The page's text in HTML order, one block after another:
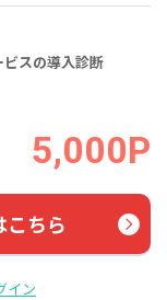
スの導入診断
5,000P
ちら
イン